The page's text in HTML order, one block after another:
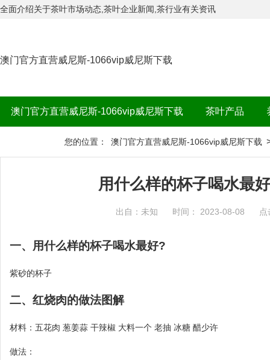
全面介绍关于茶叶市场动态,茶叶企业新闻,茶行业有关资讯
澳门官方直营威尼斯-1066vip威尼斯下载
澳门官方直营威尼斯-1066vip威尼斯下载 茶叶产品
您的位置： 澳门官方直营威尼斯-1066vip威尼斯下载
用什么样的杯子喝水最
出自：未知 时间： 2023-08-08
一、用什么样的杯子喝水最好?
紫砂的杯子
二、红烧肉的做法图解
材料：五花肉 葱姜蒜 干辣椒 大料一个 老抽 冰糖 醋少许
做法：